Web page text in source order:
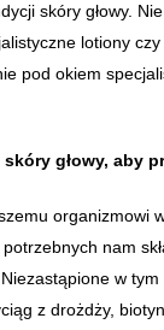
skóry głowy.
lotiony
pod okiem
głowy, aby
organizmowi
nam
w
z drożdży,